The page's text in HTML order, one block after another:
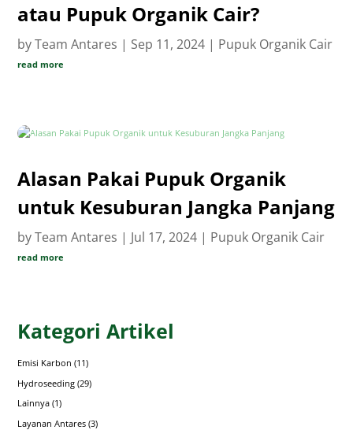
atau Pupuk Organik Cair?
byTeam Antares | Sep 11, 2024 | Pupuk Organik Cair
read more
Alasan Pakai Pupuk Organik
untuk Kesuburan Jangka Panjang
byTeam Antares | Jul 17, 2024 | Pupuk Organik Cair
read more
Kategori Artikel
Emisi Karbon (11)
Hydroseeding (29)
Lainnya (1)
Layanan Antares (3)